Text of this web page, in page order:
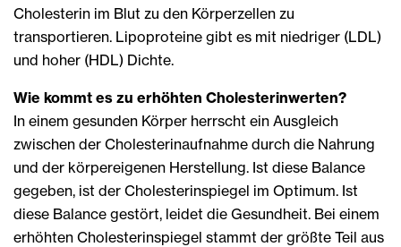
Cholesterin im Blut zu den Körperzellen zu
transportieren. Lipoproteine gibt es mit niedriger (LDL)
und hoher (HDL) Dichte.
Wie kommt es zu erhöhten Cholesterinwerten?
In einem gesunden Körper herrscht ein Ausgleich
zwischen der Cholesterinaufnahme durch die Nahrung
und der körpereigenen Herstellung. Ist diese Balance
gegeben, ist der Cholesterinspiegel im Optimum. Ist
diese Balance gestört, leidet die Gesundheit. Bei einem
erhöhten Cholesterinspiegel stammt der größte Teil aus